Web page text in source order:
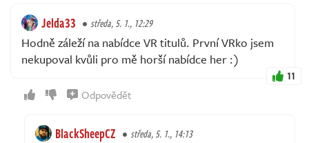
Jelda33 středa, 5. 1., 12:29
Hodně záleží na nabídce VR titulů. První VRko jsem
nekupoval kvůli pro mě horší nabídce her :)
11
Odpovědět
BlackSheepCZ středa, 5. 1., 14:13